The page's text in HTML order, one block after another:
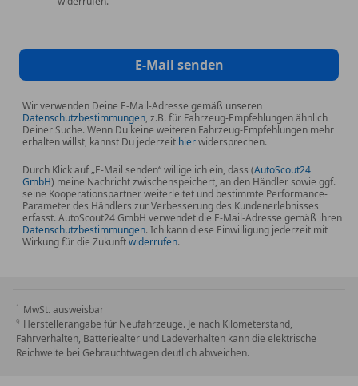
E-Mail senden
Wir verwenden Deine E-Mail-Adresse gemäß unseren
Datenschutzbestimmungen, z.B. für Fahrzeug-Empfehlungen ähnlich
Deiner Suche. Wenn Du keine weiteren Fahrzeug-Empfehlungen mehr
erhalten willst, kannst Du jederzeit hierwidersprechen.
Durch Klick auf „E-Mail senden“ willige ich ein, dass (AutoScout24
GmbH) meine Nachricht zwischenspeichert, an den Händler sowie ggf.
seine Kooperationspartner weiterleitet und bestimmte Performance-
Parameter des Händlers zur Verbesserung des Kundenerlebnisses
erfasst. AutoScout24 GmbH verwendet die E-Mail-Adresse gemäß ihren
Datenschutzbestimmungen. Ich kann diese Einwilligung jederzeit mit
Wirkung für die Zukunftwiderrufen.
MwSt. ausweisbar
Herstellerangabe für Neufahrzeuge. Je nach Kilometerstand,
Fahrverhalten, Batteriealter und Ladeverhalten kann die elektrische
Reichweite bei Gebrauchtwagen deutlich abweichen.